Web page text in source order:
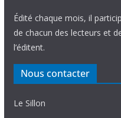
Édité chaque mois, il
de chacun des lecteurs et
l’éditent.
Nous contacter
Le Sillon